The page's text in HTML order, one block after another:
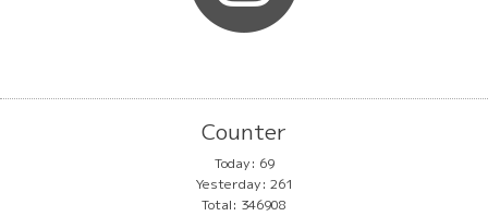
Counter
Today: 69
Yesterday: 261
Total: 346908